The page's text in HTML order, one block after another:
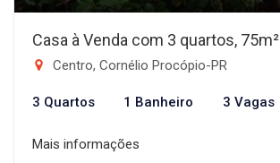
Casa à Venda com 3 quartos, 75m²
Centro, Cornélio Procópio-PR
3 Quartos 1 Banheiro 3 Vagas
Mais informações